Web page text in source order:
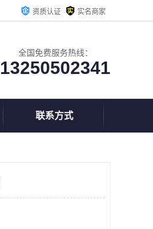
资质认证 实名商家
全国免费服务热线：
13250502341
联系方式